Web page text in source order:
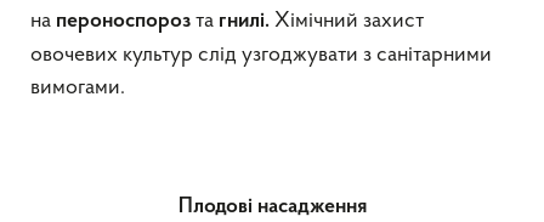
на пероноспороз та гнилі. Хімічний захист
овочевих культур слід узгоджувати з санітарними
вимогами.
Плодові насадження